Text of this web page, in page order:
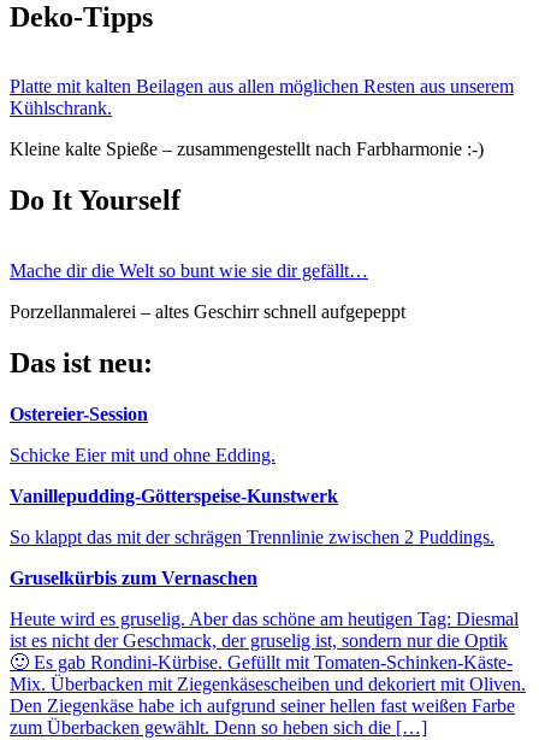
Deko-Tipps
Platte mit kalten Beilagen aus allen möglichen Resten aus unserem
Kühlschrank.
Kleine kalte Spieße – zusammengestellt nach Farbharmonie :-)
Do It Yourself
Mache dir die Welt so bunt wie sie dir gefällt…
Porzellanmalerei – altes Geschirr schnell aufgepeppt
Das ist neu:
Ostereier-Session
Schicke Eier mit und ohne Edding.
Vanillepudding-Götterspeise-Kunstwerk
So klappt das mit der schrägen Trennlinie zwischen 2 Puddings.
Gruselkürbis zum Vernaschen
Heute wird es gruselig. Aber das schöne am heutigen Tag: Diesmal
ist es nicht der Geschmack, der gruselig ist, sondern nur die Optik
🙂 Es gab Rondini-Kürbise. Gefüllt mit Tomaten-Schinken-Käste-
Mix. Überbacken mit Ziegenkäsescheiben und dekoriert mit Oliven.
Den Ziegenkäse habe ich aufgrund seiner hellen fast weißen Farbe
zum Überbacken gewählt. Denn so heben sich die […]